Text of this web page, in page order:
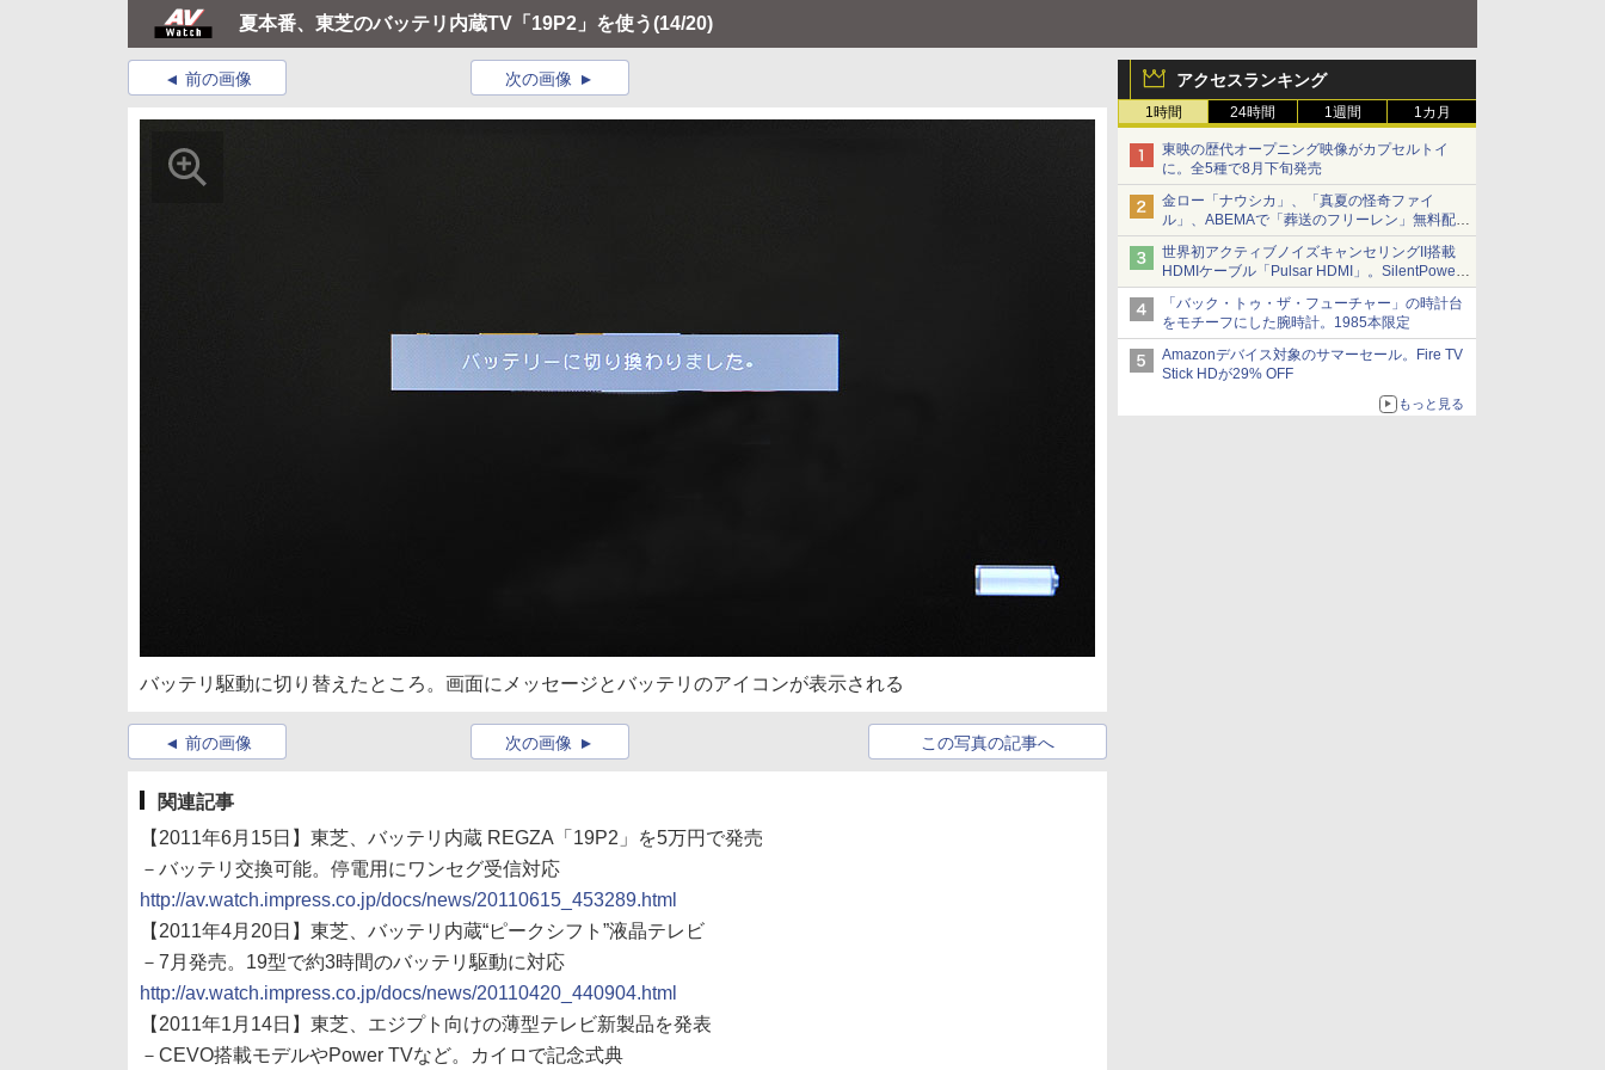
夏本番、東芝のバッテリ内蔵TV「19P2」を使う(14/20)
アクセスランキング
1時間 24時間 1週間 1カ月
東映の歴代オープニング映像がカプセルトイ
に。全5種で8月下旬発売
金ロー「ナウシカ」、「真夏の怪奇ファイ
ル」、ABEMAで「葬送のフリーレン」無料配信
など。夏の特番・配信情報
世界初アクティブノイズキャンセリングII搭載
HDMIケーブル「Pulsar HDMI」。SilentPower
から
「バック・トゥ・ザ・フューチャー」の時計台
をモチーフにした腕時計。1985本限定
Amazonデバイス対象のサマーセール。Fire TV
Stick HDが29% OFF
もっと見る
前の画像 次の画像
バッテリ駆動に切り替えたところ。画面にメッセージとバッテリのアイコンが表示される
前の画像 この写真の記事へ
次の画像
関連記事
【2011年6月15日】東芝、バッテリ内蔵 REGZA「19P2」を5万円で発売
－バッテリ交換可能。停電用にワンセグ受信対応
http://av.watch.impress.co.jp/docs/news/20110615_453289.html
【2011年4月20日】東芝、バッテリ内蔵“ピークシフト”液晶テレビ
－7月発売。19型で約3時間のバッテリ駆動に対応
http://av.watch.impress.co.jp/docs/news/20110420_440904.html
【2011年1月14日】東芝、エジプト向けの薄型テレビ新製品を発表
－CEVO搭載モデルやPower TVなど。カイロで記念式典